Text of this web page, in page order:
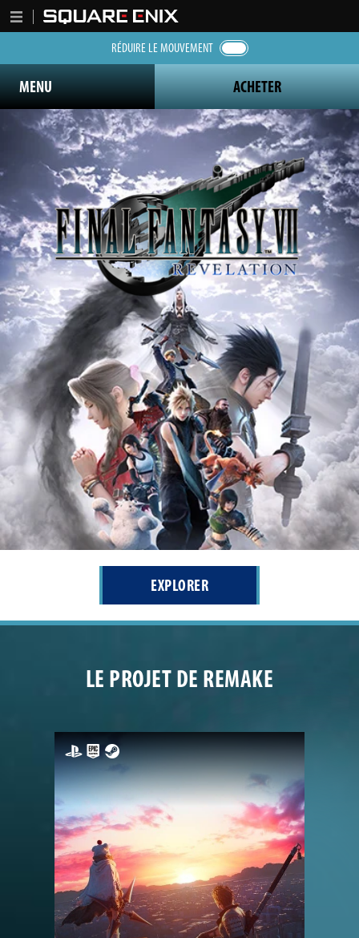
RÉDUIRE LE MOUVEMENT
MENU ACHETER
Final Fantasy 7 Revelation logo
EXPLORER
LE PROJET DE REMAKE